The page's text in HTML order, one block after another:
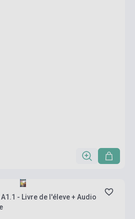
- Livre de l'éleve + Audio